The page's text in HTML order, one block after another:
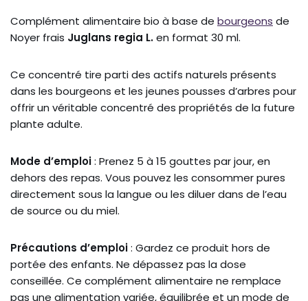
Complément alimentaire bio à base de bourgeons de
Noyer frais Juglans regia L.en format 30 ml.
Ce concentré tire parti des actifs naturels présents
dans les bourgeons et les jeunes pousses d’arbres pour
offrir un véritable concentré des propriétés de la future
plante adulte.
Mode d’emploi: Prenez 5 à 15 gouttes par jour, en
dehors des repas. Vous pouvez les consommer pures
directement sous la langue ou les diluer dans de l’eau
de source ou du miel.
Précautions d’emploi: Gardez ce produit hors de
portée des enfants. Ne dépassez pas la dose
conseillée. Ce complément alimentaire ne remplace
pas une alimentation variée, équilibrée et un mode de